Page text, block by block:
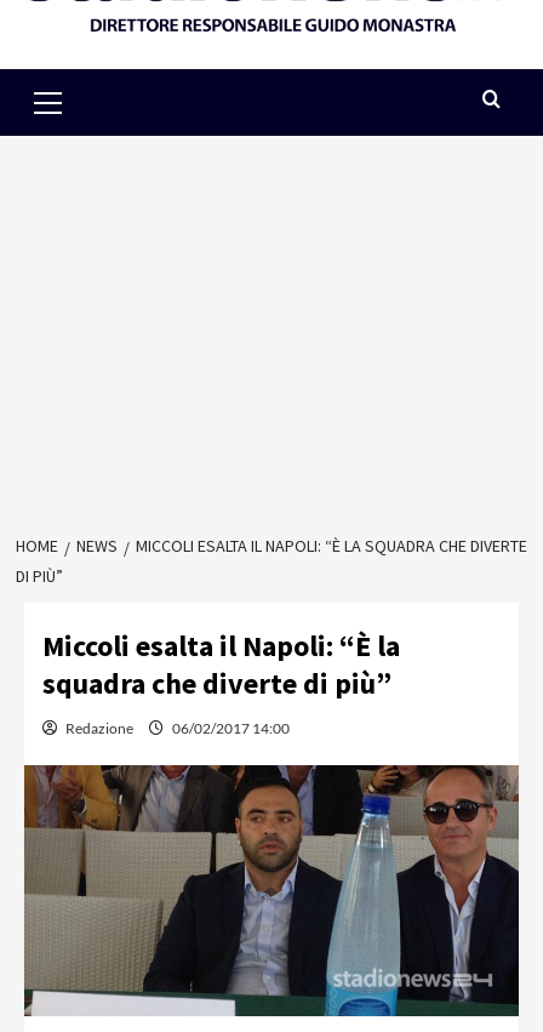
Menu
HOME NEWS
MICCOLI ESALTA IL NAPOLI: “È LA SQUADRA CHE DIVERTE
DI PIÙ”
Miccoli esalta il Napoli: “È la
squadra che diverte di più”
Redazione 06/02/2017 14:00